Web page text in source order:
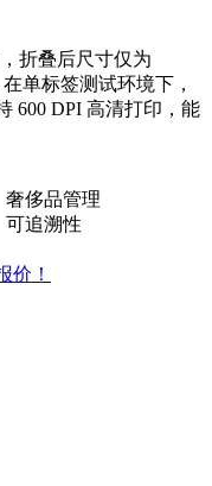
折叠后尺寸仅为
单标签测试环境下，
600 DPI 高清打印，能
侈品管理
可追溯性
价！